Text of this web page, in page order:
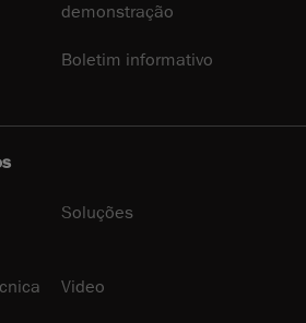
demonstração
Boletim informativo
Soluções
Video